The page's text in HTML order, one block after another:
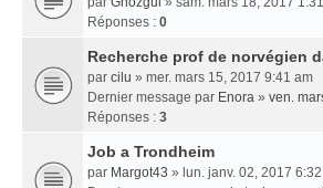
Réponses : 0
Recherche prof de norvégien
par cilu » mer. mars 15, 2017 9:41 am
Dernier message par Enora » ven.
Réponses : 3
Job a Trondheim
par Margot43 » lun. janv. 02, 2017